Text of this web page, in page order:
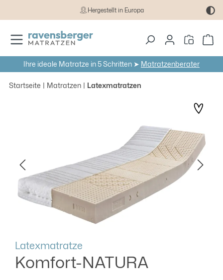
Zum Hauptinhalt springenHergestellt in Europa
Ihre ideale Matratze in 5 Schritten ➤ Matratzenberater
Startseite Matratzen Latexmatratzen
Latexmatratze
Komfort-NATURA